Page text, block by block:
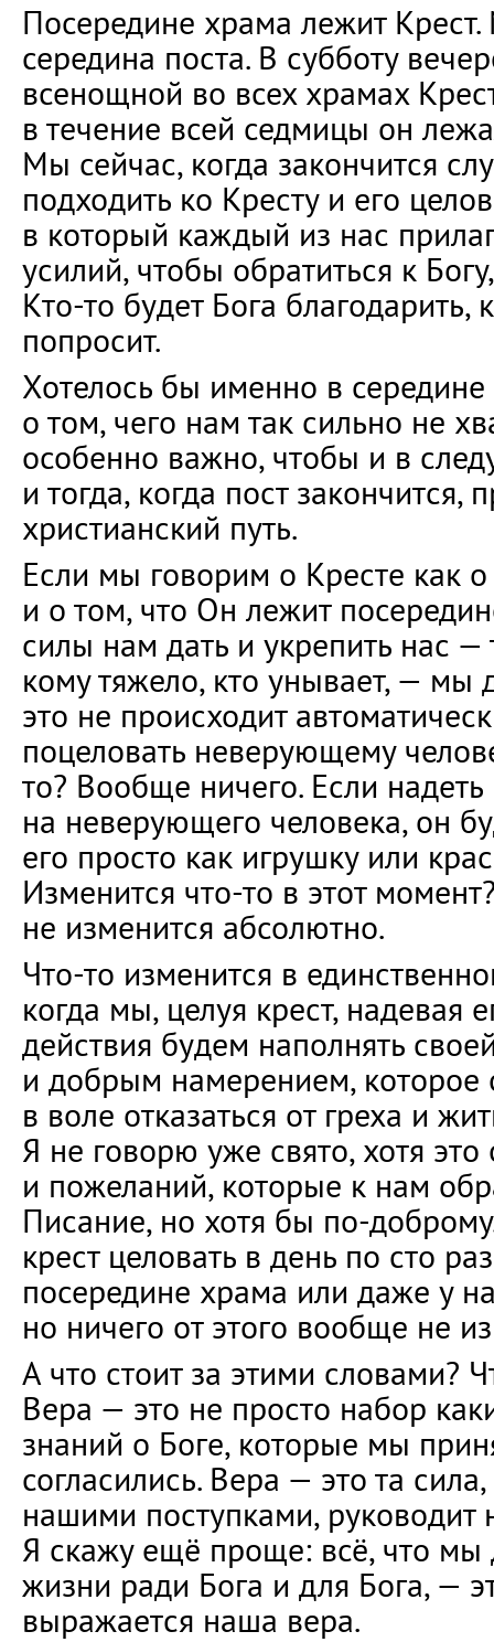
Посередине храма лежит
середина поста. В субботу
всенощной во всех храмах
в течение всей седмицы он
Мы сейчас, когда закончится
подходить ко Кресту и его
в который каждый из нас
усилий, чтобы обратиться к
Кто-то будет Бога благодарить,
попросит.
Хотелось бы именно в
о том, чего нам так сильно не
особенно важно, чтобы и в
и тогда, когда пост
христианский путь.
Если мы говорим о Кресте как
и о том, что Он лежит
силы нам дать и укрепить нас —
кому тяжело, кто унывает, — мы
это не происходит
поцеловать неверующему
то? Вообще ничего. Если надеть
на неверующего человека, он
его просто как игрушку или
Изменится что-то в этот
не изменится абсолютно.
Что-то изменится в
когда мы, целуя крест, надевая
действия будем наполнять
и добрым намерением, которое
в воле отказаться от греха и
Я не говорю уже свято, хотя
и пожеланий, которые к нам
Писание, но хотя бы по-
крест целовать в день по сто
посередине храма или даже у
но ничего от этого вообще не
А что стоит за этими словами?
Вера — это не просто набор
знаний о Боге, которые мы
согласились. Вера — это та
нашими поступками,
Я скажу ещё проще: всё, что мы
жизни ради Бога и для Бога, —
выражается наша вера.